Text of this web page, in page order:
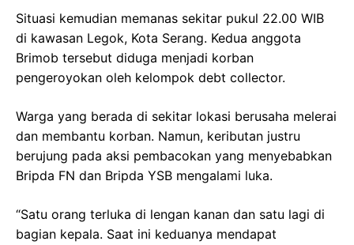
Situasi kemudian memanas sekitar pukul 22.00 WIB
di kawasan Legok, Kota Serang. Kedua anggota
Brimob tersebut diduga menjadi korban
pengeroyokan oleh kelompok debt collector.
Warga yang berada di sekitar lokasi berusaha melerai
dan membantu korban. Namun, keributan justru
berujung pada aksi pembacokan yang menyebabkan
Bripda FN dan Bripda YSB mengalami luka.
“Satu orang terluka di lengan kanan dan satu lagi di
bagian kepala. Saat ini keduanya mendapat